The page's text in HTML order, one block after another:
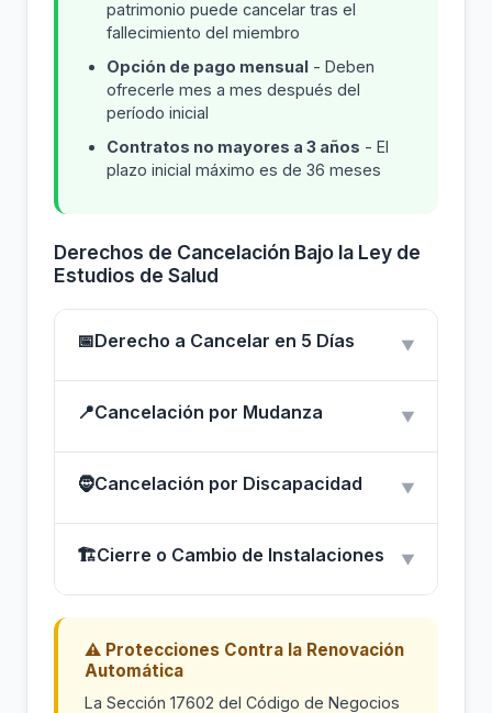
patrimonio puede cancelar tras el
fallecimiento del miembro
Opción de pago mensual - Deben
ofrecerle mes a mes después del
período inicial
Contratos no mayores a 3 años - El
plazo inicial máximo es de 36 meses
Derechos de Cancelación Bajo la Ley de
Estudios de Salud
📅Derecho a Cancelar en 5 Días ▼
📍Cancelación por Mudanza ▼
🧔Cancelación por Discapacidad ▼
🏗Cierre o Cambio de Instalaciones ▼
⚠ Protecciones Contra la Renovación
Automática
La Sección 17602 del Código de Negocios